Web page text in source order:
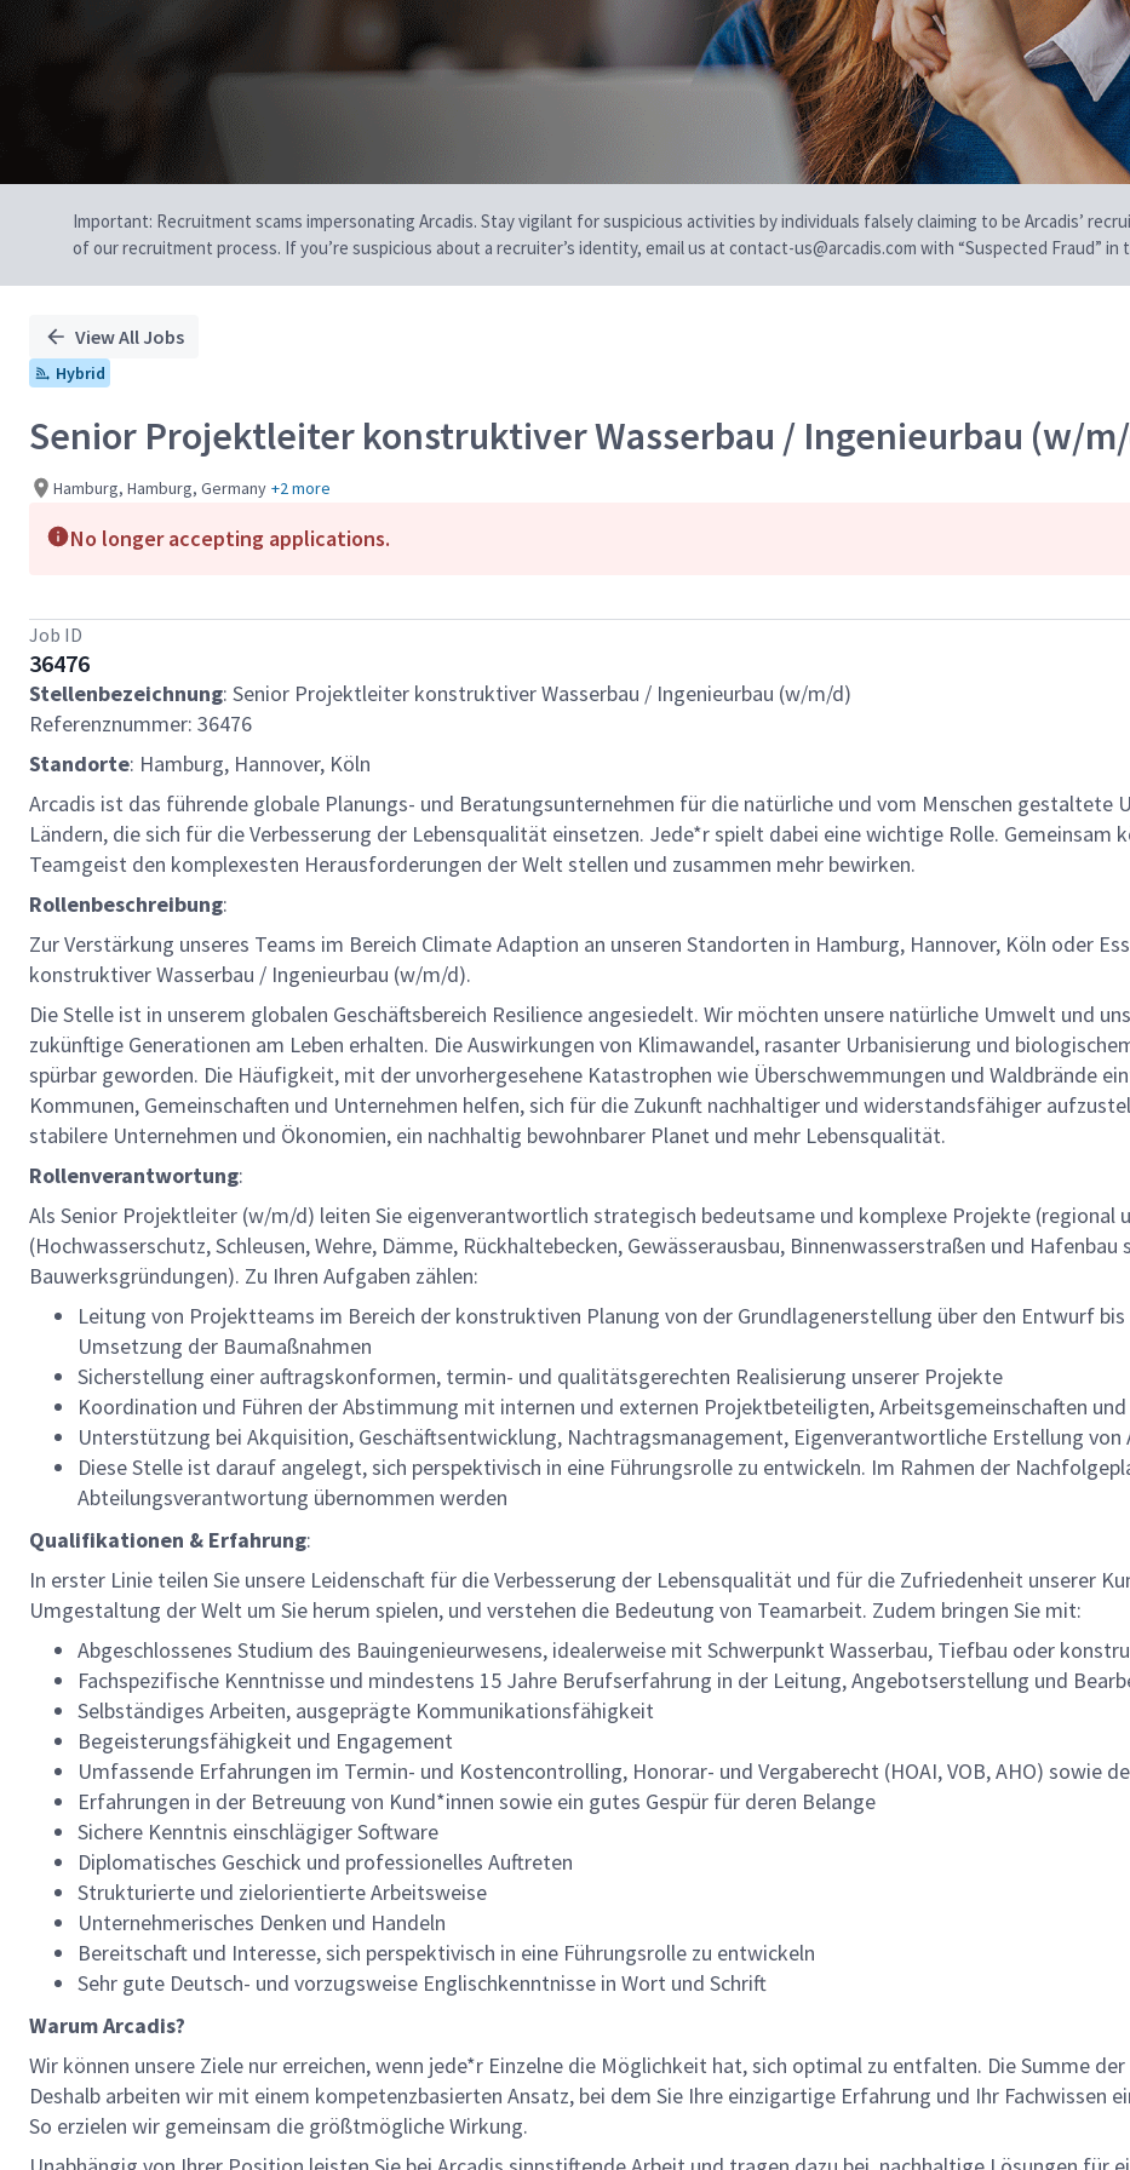
Important: Recruitment scams impersonating Arcadis. Stay vigilant for suspicious activities by individuals falsely claiming to be Arcadis’
of our recruitment process. If you’re suspicious about a recruiter’s identity, email us at contact-us@arcadis.com with “Suspected Fraud” in
View All Jobs
Hybrid
Senior Projektleiter konstruktiver Wasserbau / Ingenieurbau (w/
Hamburg, Hamburg, Germany +2 more
No longer accepting applications.
Job ID
36476
Stellenbezeichnung: Senior Projektleiter konstruktiver Wasserbau / Ingenieurbau (w/m/d)
Referenznummer: 36476
Standorte: Hamburg, Hannover, Köln
Arcadis ist das führende globale Planungs- und Beratungsunternehmen für die natürliche und vom Menschen gestaltete
Ländern, die sich für die Verbesserung der Lebensqualität einsetzen. Jede*r spielt dabei eine wichtige Rolle. Gemeinsam
Teamgeist den komplexesten Herausforderungen der Welt stellen und zusammen mehr bewirken.
Rollenbeschreibung:
Zur Verstärkung unseres Teams im Bereich Climate Adaption an unseren Standorten in Hamburg, Hannover, Köln oder
konstruktiver Wasserbau / Ingenieurbau (w/m/d).
Die Stelle ist in unserem globalen Geschäftsbereich Resilience angesiedelt. Wir möchten unsere natürliche Umwelt und
zukünftige Generationen am Leben erhalten. Die Auswirkungen von Klimawandel, rasanter Urbanisierung und
spürbar geworden. Die Häufigkeit, mit der unvorhergesehene Katastrophen wie Überschwemmungen und Waldbrände
Kommunen, Gemeinschaften und Unternehmen helfen, sich für die Zukunft nachhaltiger und widerstandsfähiger
stabilere Unternehmen und Ökonomien, ein nachhaltig bewohnbarer Planet und mehr Lebensqualität.
Rollenverantwortung:
Als Senior Projektleiter (w/m/d) leiten Sie eigenverantwortlich strategisch bedeutsame und komplexe Projekte (regional
(Hochwasserschutz, Schleusen, Wehre, Dämme, Rückhaltebecken, Gewässerausbau, Binnenwasserstraßen und
Bauwerksgründungen). Zu Ihren Aufgaben zählen:
Leitung von Projektteams im Bereich der konstruktiven Planung von der Grundlagenerstellung über den Entwurf
Umsetzung der Baumaßnahmen
Sicherstellung einer auftragskonformen, termin- und qualitätsgerechten Realisierung unserer Projekte
Koordination und Führen der Abstimmung mit internen und externen Projektbeteiligten, Arbeitsgemeinschaften und
Unterstützung bei Akquisition, Geschäftsentwicklung, Nachtragsmanagement, Eigenverantwortliche Erstellung
Diese Stelle ist darauf angelegt, sich perspektivisch in eine Führungsrolle zu entwickeln. Im Rahmen der
Abteilungsverantwortung übernommen werden
Qualifikationen & Erfahrung:
In erster Linie teilen Sie unsere Leidenschaft für die Verbesserung der Lebensqualität und für die Zufriedenheit unserer
Umgestaltung der Welt um Sie herum spielen, und verstehen die Bedeutung von Teamarbeit. Zudem bringen Sie mit:
Abgeschlossenes Studium des Bauingenieurwesens, idealerweise mit Schwerpunkt Wasserbau, Tiefbau oder
Fachspezifische Kenntnisse und mindestens 15 Jahre Berufserfahrung in der Leitung, Angebotserstellung und
Selbständiges Arbeiten, ausgeprägte Kommunikationsfähigkeit
Begeisterungsfähigkeit und Engagement
Umfassende Erfahrungen im Termin- und Kostencontrolling, Honorar- und Vergaberecht (HOAI, VOB, AHO) sowie
Erfahrungen in der Betreuung von Kund*innen sowie ein gutes Gespür für deren Belange
Sichere Kenntnis einschlägiger Software
Diplomatisches Geschick und professionelles Auftreten
Strukturierte und zielorientierte Arbeitsweise
Unternehmerisches Denken und Handeln
Bereitschaft und Interesse, sich perspektivisch in eine Führungsrolle zu entwickeln
Sehr gute Deutsch- und vorzugsweise Englischkenntnisse in Wort und Schrift
Warum Arcadis?
Wir können unsere Ziele nur erreichen, wenn jede*r Einzelne die Möglichkeit hat, sich optimal zu entfalten. Die Summe
Deshalb arbeiten wir mit einem kompetenzbasierten Ansatz, bei dem Sie Ihre einzigartige Erfahrung und Ihr Fachwissen
So erzielen wir gemeinsam die größtmögliche Wirkung.